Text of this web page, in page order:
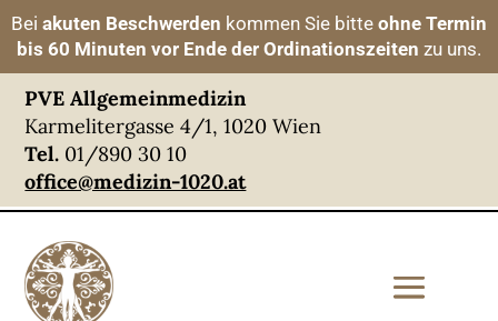
Bei akuten Beschwerden kommen Sie bitte ohne Termin
bis 60 Minuten vor Ende der Ordinationszeiten zu uns.
PVE Allgemeinmedizin
Karmelitergasse 4/1, 1020 Wien
Tel. 01/890 30 10
office@medizin-1020.at